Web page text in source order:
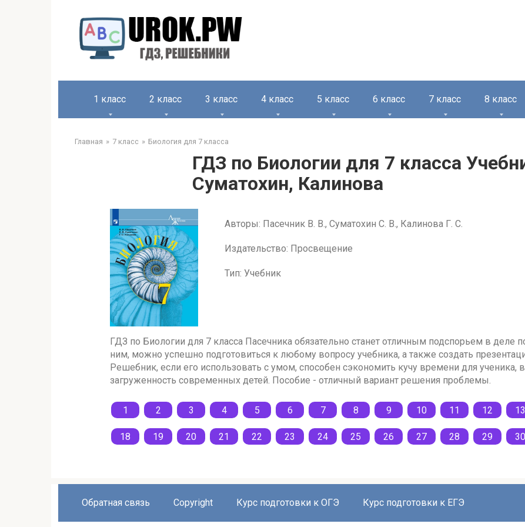
1 класс 2 класс 3 класс 4 класс 5 класс 6 класс 7 класс 8 класс
Главная 7 класс Биология для 7 класса
ГДЗ по Биологии для 7 класса
Суматохин, Калинова
Авторы: Пасечник В. В., Суматохин С. В., Калинова Г. С.
Издательство: Просвещение
Тип: Учебник
ГДЗ по Биологии для 7 класса Пасечника обязательно станет отличным подспорьем в деле
ним, можно успешно подготовиться к любому вопросу учебника, а также создать
Решебник, если его использовать с умом, способен сэкономить кучу времени для ученика,
загруженность современных детей. Пособие - отличный вариант решения проблемы.
1 2 3 4 5 6 7 8 9 10 11 12 13
18 19 20 21 22 23 24 25 26 27 28 29 30
Обратная связь Copyright Курс подготовки к ОГЭ Курс подготовки к ЕГЭ